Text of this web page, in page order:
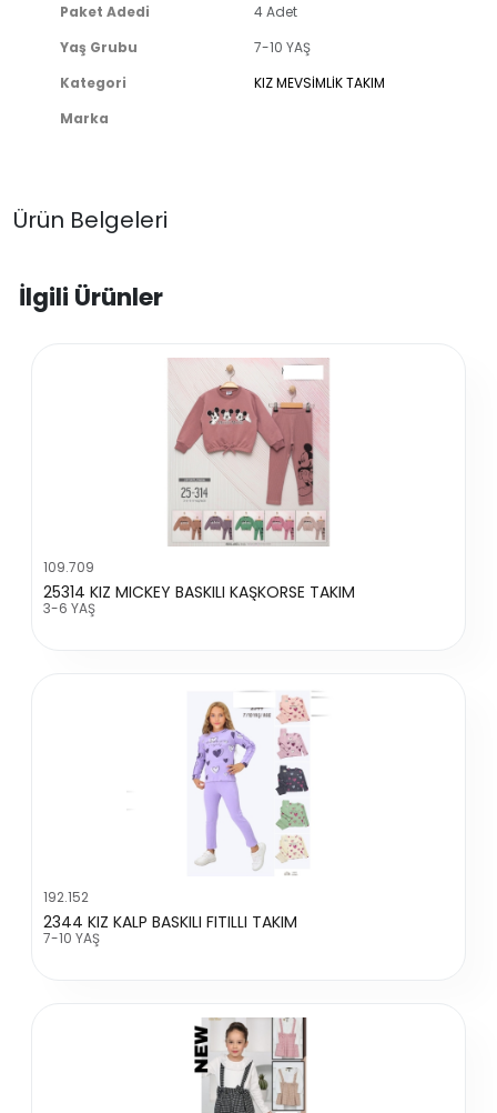
Paket Adedi
4 Adet
Yaş Grubu
7-10 YAŞ
Kategori
KIZ MEVSİMLİK TAKIM
Marka
Ürün Belgeleri
İlgili Ürünler
109.709
25314 KIZ MICKEY BASKILI KAŞKORSE TAKIM
3-6 YAŞ
192.152
2344 KIZ KALP BASKILI FITILLI TAKIM
7-10 YAŞ